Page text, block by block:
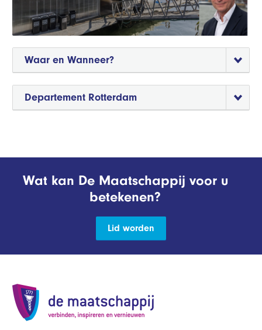
Waar en Wanneer?
Departement Rotterdam
Wat kan De Maatschappij voor u
betekenen?
Lid worden